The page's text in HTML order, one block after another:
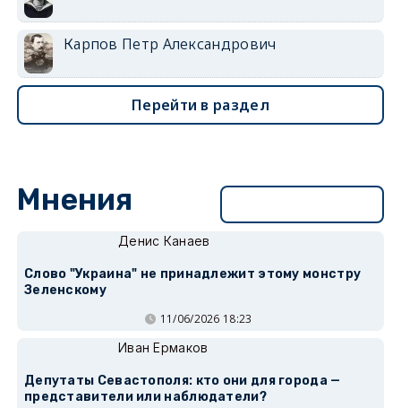
Карпов Петр Александрович
Перейти в раздел
Мнения
Денис Канаев
Слово "Украина" не принадлежит этому монстру
Зеленскому
11/06/2026 18:23
Иван Ермаков
Депутаты Севастополя: кто они для города —
представители или наблюдатели?